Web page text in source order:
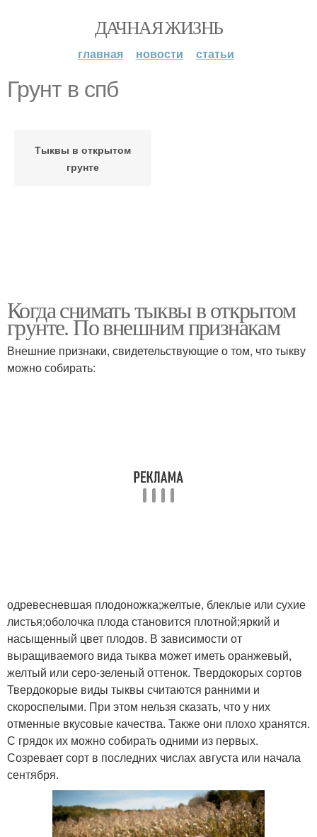
ДАЧНАЯ ЖИЗНЬ
главная новости статьи
Грунт в спб
Тыквы в открытом
грунте
Когда снимать тыквы в открытом
грунте. По внешним признакам
Внешние признаки, свидетельствующие о том, что тыкву
можно собирать:
одревесневшая плодоножка;желтые, блеклые или сухие
листья;оболочка плода становится плотной;яркий и
насыщенный цвет плодов. В зависимости от
выращиваемого вида тыква может иметь оранжевый,
желтый или серо-зеленый оттенок. Твердокорых сортов
Твердокорые виды тыквы считаются ранними и
скороспелыми. При этом нельзя сказать, что у них
отменные вкусовые качества. Также они плохо хранятся.
С грядок их можно собирать одними из первых.
Созревает сорт в последних числах августа или начала
сентября.